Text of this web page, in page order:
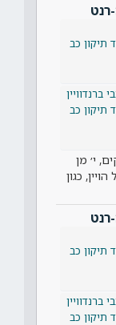
תיקון כב
ברנדוויין
תיקון כב
י׳ מן
כגון
תיקון כב
ברנדוויין
תיקון כב